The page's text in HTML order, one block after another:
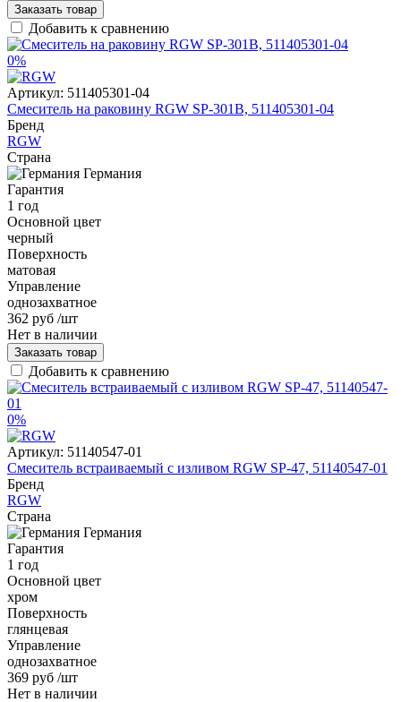
Заказать товар
Добавить к сравнению
0%
Артикул: 511405301-04
Смеситель на раковину RGW SP-301B, 511405301-04
Бренд
RGW
Страна
Германия
Гарантия
1 год
Основной цвет
черный
Поверхность
матовая
Управление
однозахватное
362 руб /шт
Нет в наличии
Заказать товар
Добавить к сравнению
0%
Артикул: 51140547-01
Смеситель встраиваемый с изливом RGW SP-47, 51140547-01
Бренд
RGW
Страна
Германия
Гарантия
1 год
Основной цвет
хром
Поверхность
глянцевая
Управление
однозахватное
369 руб /шт
Нет в наличии